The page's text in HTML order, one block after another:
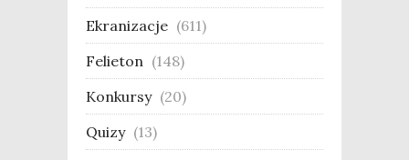
Ekranizacje (611)
Felieton (148)
Konkursy (20)
Quizy (13)